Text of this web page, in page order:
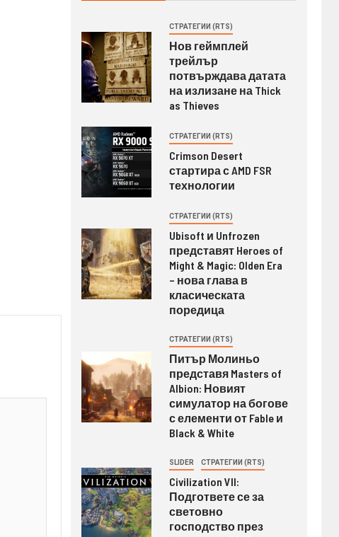
СТРАТЕГИИ (RTS)
Нов геймплей
трейлър
потвърждава датата
на излизане на Thick
as Thieves
СТРАТЕГИИ (RTS)
Crimson Desert
стартира с AMD FSR
технологии
СТРАТЕГИИ (RTS)
Ubisoft и Unfrozen
представят Heroes of
Might & Magic: Olden Era
– нова глава в
класическата
поредица
СТРАТЕГИИ (RTS)
Питър Молиньо
представя Masters of
Albion: Новият
симулатор на богове
с елементи от Fable и
Black & White
SLIDER СТРАТЕГИИ (RTS)
Civilization VII:
Подгответе се за
световно
господство през